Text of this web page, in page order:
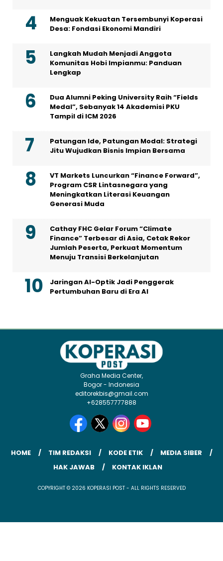
Menguak Kekuatan Tersembunyi Koperasi
Desa: Fondasi Ekonomi Mandiri
Langkah Mudah Menjadi Anggota
Komunitas Hobi Impianmu: Panduan
Lengkap
Dua Alumni Peking University Raih “Fields
Medal”, Sebanyak 14 Akademisi PKU
Tampil di ICM 2026
Patungan Ide, Patungan Modal: Strategi
Jitu Wujudkan Bisnis Impian Bersama
VT Markets Luncurkan “Finance Forward”,
Program CSR Lintasnegara yang
Meningkatkan Literasi Keuangan
Generasi Muda
Cathay FHC Gelar Forum “Climate
Finance” Terbesar di Asia, Cetak Rekor
Jumlah Peserta, Perkuat Momentum
Menuju Transisi Berkelanjutan
Jaringan AI-Optik Jadi Penggerak
Pertumbuhan Baru di Era AI
Graha Media Center,
Bogor - Indonesia
editorekbis@gmail.com
+628557777888
HOME TIM REDAKSI KODE ETIK
MEDIA SIBER
HAK JAWAB
KONTAK IKLAN
COPYRIGHT © 2026 KOPERASI POST - ALL RIGHTS RESERVED